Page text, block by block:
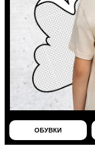
ОБУВКИ